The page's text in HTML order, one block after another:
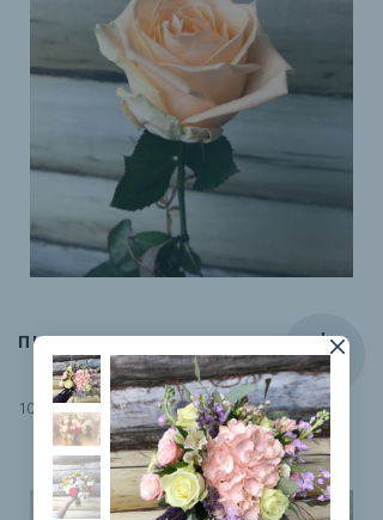
ПИЧ-АВАЛАНЖ
100 руб.